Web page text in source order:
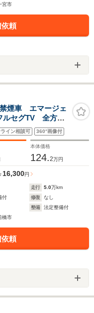
宮市
頼
煙車 エマージェ
ルセグTV 全方位
ンキープアシス
キー プッシュス
イン相談可 360°画像付
本体価格
124.2万円
16,300円
走行 5.0万km
付 修復
なし
整備
法定整備付
橋市
頼